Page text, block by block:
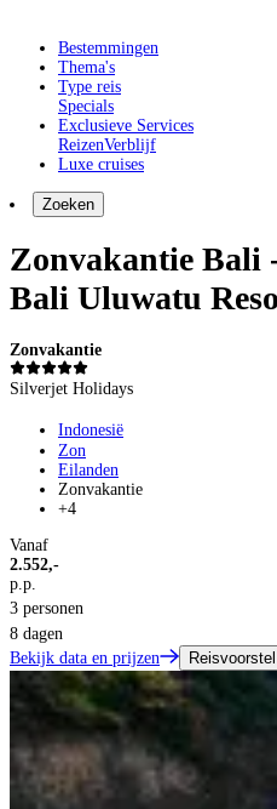
Bestemmingen
Thema's
Type reis
Specials
Exclusieve Services
ReizenVerblijf
Luxe cruises
Zoeken
Zonvakantie Bali
Bali Uluwatu
Zonvakantie
Silverjet Holidays
Indonesië
Zon
Eilanden
Zonvakantie
+4
Vanaf
2.552,-
p.p.
3 personen
8 dagen
Bekijk data en prijzen